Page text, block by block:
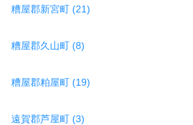
糟屋郡新宮町 (21)
糟屋郡久山町 (8)
糟屋郡粕屋町 (19)
遠賀郡芦屋町 (3)